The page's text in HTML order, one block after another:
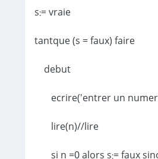
s:= vraie
tantque (s = faux) faire
debut
lire(n)//lire